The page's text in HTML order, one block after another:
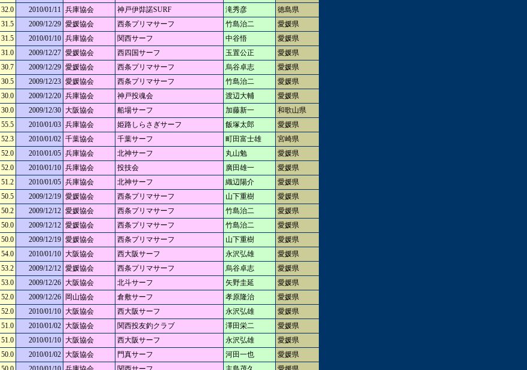
32.0 2010/01/11 兵庫協会 神戸伊弉諾SURF 滝秀彦
徳島県
31.5 2009/12/29 愛媛協会 西条プリマサーフ 竹島治二
愛媛県
31.5 2010/01/10 兵庫協会 関西サーフ 中谷悟
愛媛県
31.0 2009/12/27 愛媛協会 西四国サーフ 玉置公正
愛媛県
30.7 2009/12/29 愛媛協会 西条プリマサーフ 烏谷卓志
愛媛県
30.5 2009/12/23 愛媛協会 西条プリマサーフ 竹島治二
愛媛県
30.0 2009/12/20 兵庫協会 神戸投魂会 渡辺大輔
愛媛県
30.0 2009/12/30 大阪協会 船場サーフ 加藤新一
和歌山県
55.5 2010/01/03 兵庫協会 姫路しらさぎサーフ 飯塚太郎
愛媛県
52.3 2010/01/02 千葉協会 千葉サーフ 町田富士雄
宮崎県
52.0 2010/01/05 兵庫協会 北神サーフ 丸山勉
愛媛県
52.0 2010/01/10 兵庫協会 投技会 廣田雄一
愛媛県
51.2 2010/01/05 兵庫協会 北神サーフ 織辺陽介
愛媛県
50.5 2009/12/19 愛媛協会 西条プリマサーフ 山下重樹
愛媛県
50.2 2009/12/12 愛媛協会 西条プリマサーフ 竹島治二
愛媛県
50.0 2009/12/12 愛媛協会 西条プリマサーフ 竹島治二
愛媛県
50.0 2009/12/19 愛媛協会 西条プリマサーフ 山下重樹
愛媛県
54.0 2010/01/10 大阪協会 西大阪サーフ 永沢弘雄
愛媛県
53.2 2009/12/12 愛媛協会 西条プリマサーフ 烏谷卓志
愛媛県
53.0 2009/12/26 大阪協会 北斗サーフ 矢野圭延
愛媛県
52.0 2009/12/26 岡山協会 倉敷サーフ 孝原隆治
愛媛県
52.0 2010/01/10 大阪協会 西大阪サーフ 永沢弘雄
愛媛県
51.0 2010/01/02 大阪協会 関西投友釣クラブ 澤田栄二
愛媛県
51.0 2010/01/10 大阪協会 西大阪サーフ 永沢弘雄
愛媛県
50.0 2010/01/02 大阪協会 門真サーフ 河田一也
愛媛県